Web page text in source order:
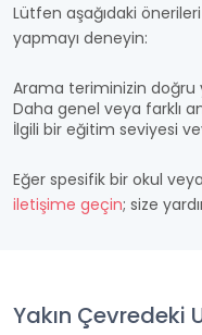
Lütfen aşağıdaki
yapmayı deneyin:
Arama teriminizin doğru
Daha genel veya farklı
İlgili bir eğitim seviyesi
Eğer spesifik bir okul
iletişime geçin; size
Yakın Çevredeki